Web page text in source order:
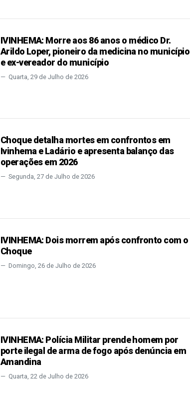
IVINHEMA: Morre aos 86 anos o médico Dr.
Arildo Loper, pioneiro da medicina no município
e ex-vereador do município
Quarta, 29 de Julho de 2026
Choque detalha mortes em confrontos em
Ivinhema e Ladário e apresenta balanço das
operações em 2026
Segunda, 27 de Julho de 2026
IVINHEMA: Dois morrem após confronto com o
Choque
Domingo, 26 de Julho de 2026
IVINHEMA: Polícia Militar prende homem por
porte ilegal de arma de fogo após denúncia em
Amandina
Quarta, 22 de Julho de 2026